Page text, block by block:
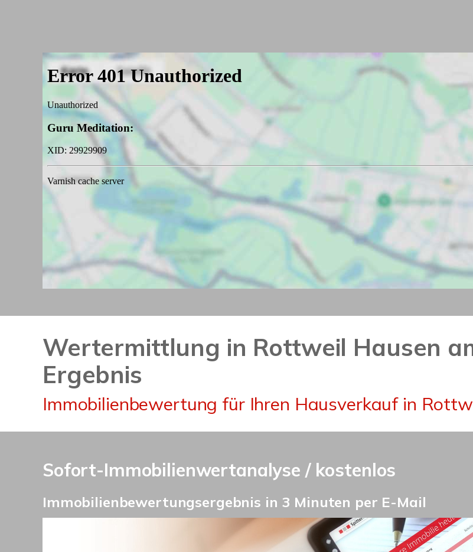
Wertermittlung in Rottweil Hausen
Ergebnis
Immobilienbewertung für Ihren Hausverkauf in
Sofort-Immobilienwertanalyse / kostenlos
Immobilienbewertungsergebnis in 3 Minuten per E-Mail